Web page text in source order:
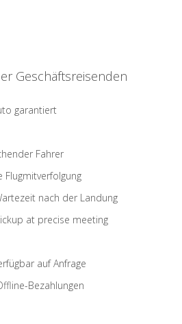
Geschäftsreisenden
garantiert
Fahrer
Flugmitverfolgung
nach der Landung
at precise meeting
auf Anfrage
Bezahlungen